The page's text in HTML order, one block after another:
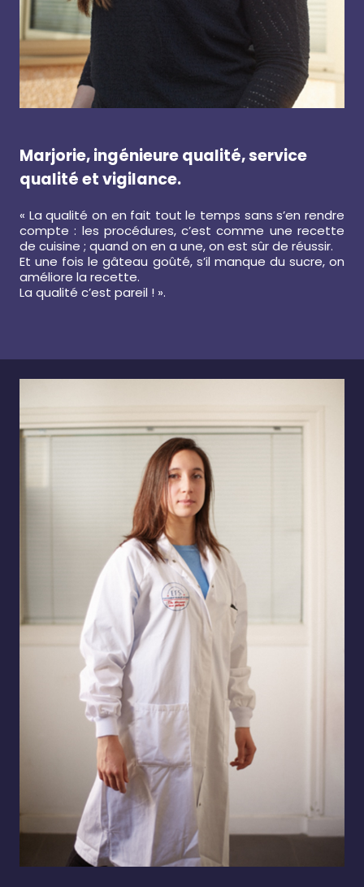
Marjorie, ingénieure qualité, service
qualité et vigilance.
« La qualité on en fait tout le temps sans s’en rendre
compte : les procédures, c’est comme une recette
de cuisine ; quand on en a une, on est sûr de réussir.
Et une fois le gâteau goûté, s’il manque du sucre, on
améliore la recette.
La qualité c’est pareil ! ».